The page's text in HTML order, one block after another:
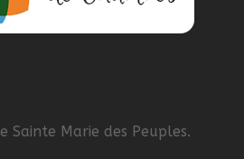
Sainte Marie des Peuples.